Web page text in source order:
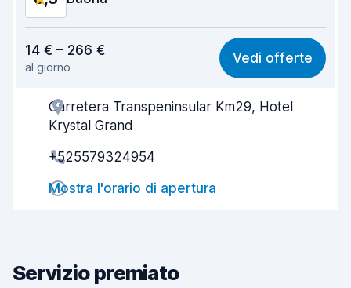
8,1
Facile da trovare 8,2
Gentilezza degli agenti
14 € – 266 €
al giorno
Vedi offerte
Carretera Transpeninsular Km29, Hotel
Krystal Grand
+525579324954
Mostra l'orario di apertura
Servizio premiato